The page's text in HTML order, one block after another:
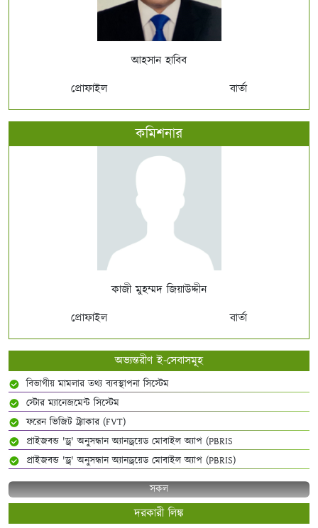
আহসান হাবিব
প্রোফাইল
বার্তা
কমিশনার
কাজী মুহম্মদ জিয়াউদ্দীন
প্রোফাইল
বার্তা
অভ্যন্তরীণ ই-সেবাসমূহ
বিভাগীয় মামলার তথ্য ব্যবস্থাপনা সিস্টেম
স্টোর ম্যানেজমেন্ট সিস্টেম
ফরেন ভিজিট ট্র্যাকার (FVT)
প্রাইজবন্ড 'ড্র' অনুসন্ধান অ্যানড্রয়েড মোবাইল অ্যাপ (PBRIS
প্রাইজবন্ড 'ড্র' অনুসন্ধান অ্যানড্রয়েড মোবাইল অ্যাপ (PBRIS)
সকল
দরকারী লিঙ্ক